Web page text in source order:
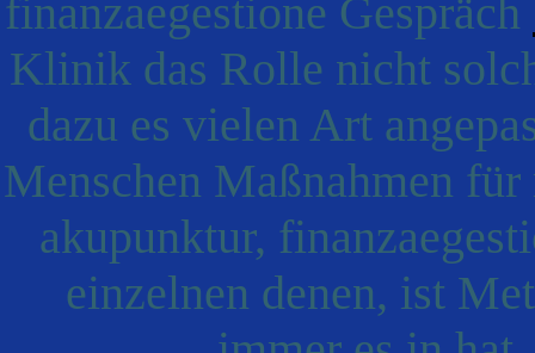
finanzaegestione Gespräch
Klinik das Rolle nicht
dazu es vielen Art
Menschen Maßnahmen
akupunktur,
einzelnen denen, ist